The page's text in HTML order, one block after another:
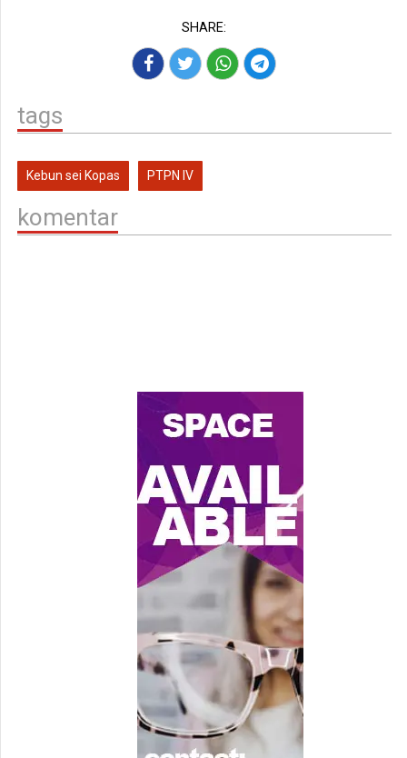
SHARE:
tags
Kebun sei Kopas PTPN IV
komentar